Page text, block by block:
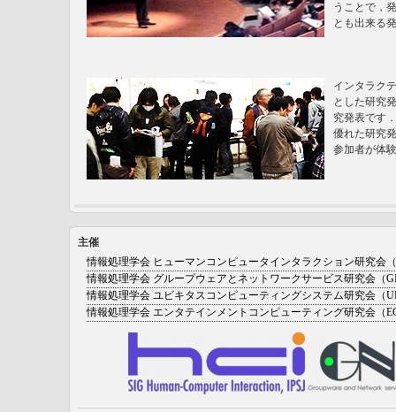
うことで，
とも出来る
インタラク
とした研究
究発表です
優れた研究
参加者が体
主催
情報処理学会 ヒューマンコンピュータインタラクション研究会
情報処理学会 グループウェアとネットワークサービス研究会（
情報処理学会 ユビキタスコンピューティングシステム研究会（
情報処理学会 エンタテインメントコンピューティング研究会（